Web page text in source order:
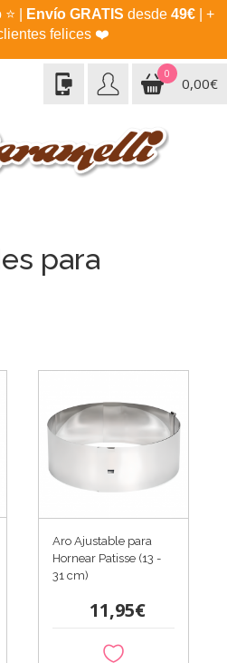
⭐ Envío GRATIS desde 49€| +
felices ❤️
0
0,00€
para
Aro Ajustable para
Hornear Patisse (13 -
31 cm)
11,95€